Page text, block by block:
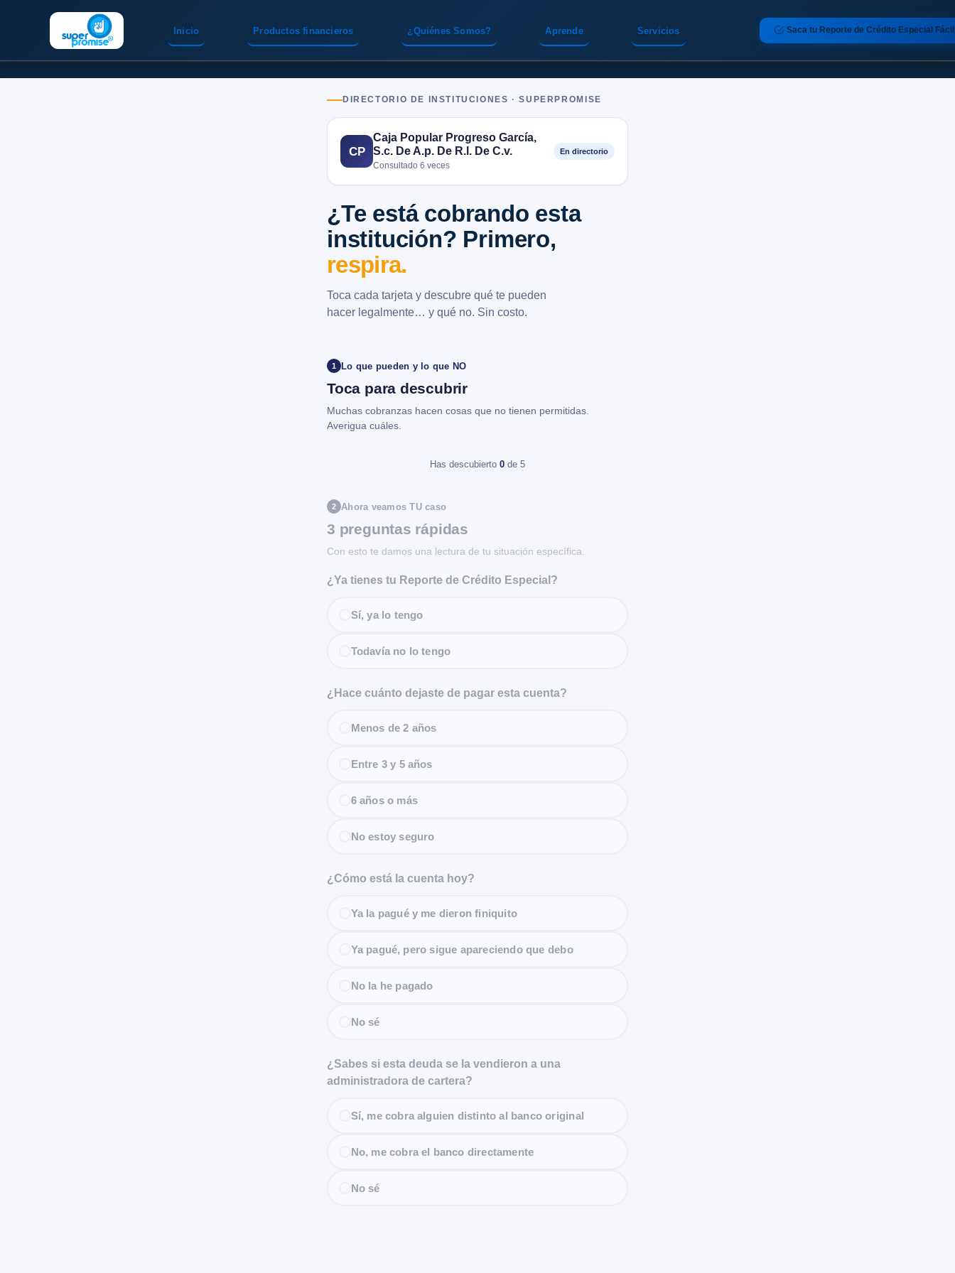
Inicio Servicios
Productos financieros ¿Quiénes Somos? Aprende Saca tu Reporte de Crédito Especial Fácil
DIRECTORIO DE INSTITUCIONES · SUPERPROMISE
CP
Caja Popular Progreso García,
S.c. De A.p. De R.l. De C.v.
Consultado 6 veces
En directorio
¿Te está cobrando esta
institución? Primero,
respira.
Toca cada tarjeta y descubre qué te pueden
hacer legalmente… y qué no. Sin costo.
1 Lo que pueden y lo que NO
Toca para descubrir
Muchas cobranzas hacen cosas que no tienen permitidas.
Averigua cuáles.
Has descubierto 0 de 5
2 Ahora veamos TU caso
3 preguntas rápidas
Con esto te damos una lectura de tu situación específica.
¿Ya tienes tu Reporte de Crédito Especial?
Sí, ya lo tengo
Todavía no lo tengo
¿Hace cuánto dejaste de pagar esta cuenta?
Menos de 2 años
Entre 3 y 5 años
6 años o más
No estoy seguro
¿Cómo está la cuenta hoy?
Ya la pagué y me dieron finiquito
Ya pagué, pero sigue apareciendo que debo
No la he pagado
No sé
¿Sabes si esta deuda se la vendieron a una
administradora de cartera?
Sí, me cobra alguien distinto al banco original
No, me cobra el banco directamente
No sé